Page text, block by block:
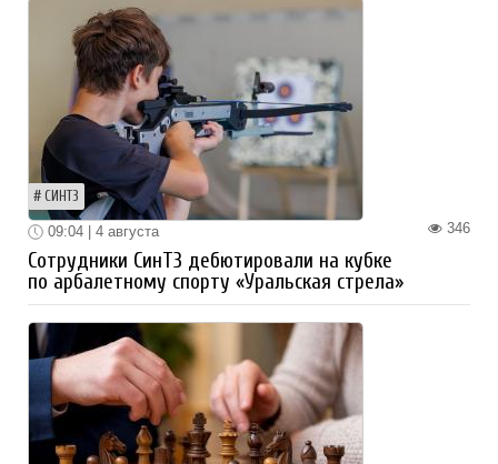
СИНТЗ
346
09:04 | 4 августа
Сотрудники СинТЗ дебютировали на кубке
по арбалетному спорту «Уральская стрела»